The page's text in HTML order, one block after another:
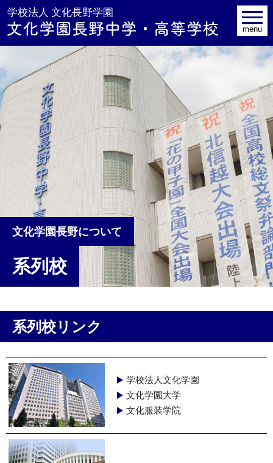
学校法人toggle
menu
文化学園長野について
系列校
系列校リンク
学校法人文化学園
文化学園大学
文化服装学院